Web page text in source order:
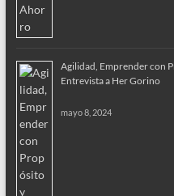
Agilidad, Emprender con
Entrevista a Her Gorino
mayo 8, 2024